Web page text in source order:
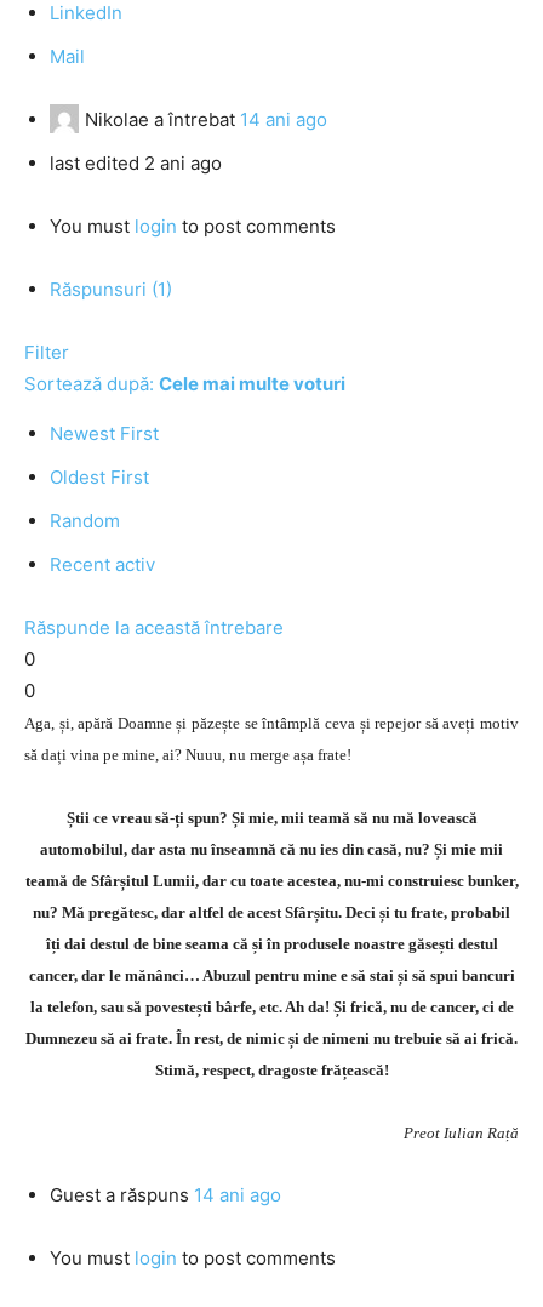
LinkedIn
Mail
Nikolae a întrebat 14 ani ago
last edited 2 ani ago
You must login to post comments
Răspunsuri (1)
Filter
Sortează după: Cele mai multe voturi
Newest First
Oldest First
Random
Recent activ
Răspunde la această întrebare
0
0
Aga, și, apără Doamne și păzește se întâmplă ceva și repejor să aveți motiv
să dați vina pe mine, ai? Nuuu, nu merge așa frate!
Știi ce vreau să-ți spun? Și mie, mii teamă să nu mă lovească
automobilul, dar asta nu înseamnă că nu ies din casă, nu? Și mie mii
teamă de Sfârșitul Lumii, dar cu toate acestea, nu-mi construiesc bunker,
nu? Mă pregătesc, dar altfel de acest Sfârșitu. Deci și tu frate, probabil
îți dai destul de bine seama că și în produsele noastre găsești destul
cancer, dar le mănânci… Abuzul pentru mine e să stai și să spui bancuri
la telefon, sau să povestești bârfe, etc. Ah da! Și frică, nu de cancer, ci de
Dumnezeu să ai frate. În rest, de nimic și de nimeni nu trebuie să ai frică.
Stimă, respect, dragoste frățească!
Preot Iulian Rață
Guest a răspuns 14 ani ago
You must login to post comments